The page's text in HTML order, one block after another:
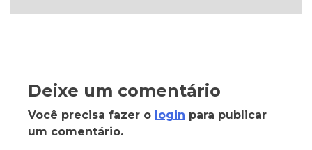
Deixe um comentário
Você precisa fazer o login para publicar
um comentário.